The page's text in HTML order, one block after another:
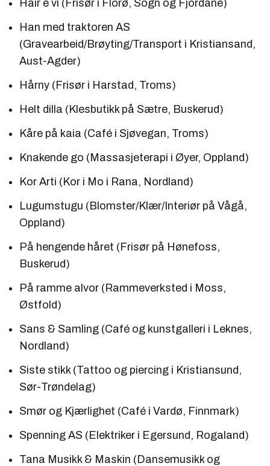
Hair e vi (Frisør i Florø, Sogn og Fjordane)
Han med traktoren AS
(Gravearbeid/Brøyting/Transport i Kristiansand,
Aust-Agder)
Hårny (Frisør i Harstad, Troms)
Helt dilla (Klesbutikk på Sætre, Buskerud)
Kåre på kaia (Café i Sjøvegan, Troms)
Knakende go (Massasjeterapi i Øyer, Oppland)
Kor Arti (Kor i Mo i Rana, Nordland)
Lugumstugu (Blomster/Klær/Interiør på Vågå,
Oppland)
På hengende håret (Frisør på Hønefoss,
Buskerud)
På ramme alvor (Rammeverksted i Moss,
Østfold)
Sans & Samling (Café og kunstgalleri i Leknes,
Nordland)
Siste stikk (Tattoo og piercing i Kristiansund,
Sør-Trøndelag)
Smør og Kjærlighet (Café i Vardø, Finnmark)
Spenning AS (Elektriker i Egersund, Rogaland)
Tana Musikk & Maskin (Dansemusikk og